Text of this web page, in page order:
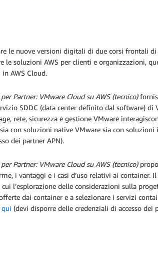
le nuove versioni digitali di due corsi frontali
le soluzioni AWS per clienti e organizzazioni,
AWS Cloud.
Partner: VMware Cloud su AWS (tecnico)
SDDC (data center definito dal software)
rete, sicurezza e gestione VMware
con soluzioni native VMware sia con
dei partner APN).
Partner: VMware Cloud su AWS (tecnico)
i vantaggi e i casi d’uso relativi ai container.
l’esplorazione delle considerazioni sulla
dai container e a selezionare i servizi
qui (devi disporre delle credenziali di accesso dei